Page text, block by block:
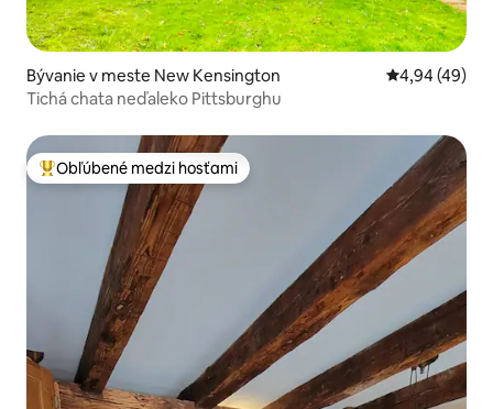
Bývanie v meste New Kensington Priemerné
4,94 (49)
Tichá chata neďaleko Pittsburghu
Najobľúbenejšie medzi hosťami
Obľúbené medzi hosťami